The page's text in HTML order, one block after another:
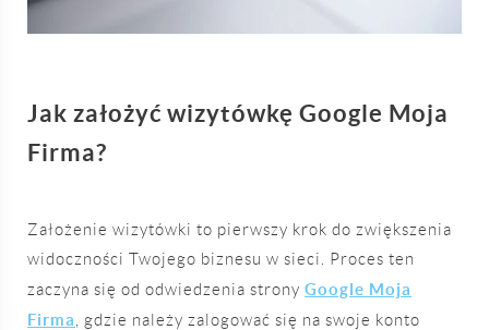
Jak założyć wizytówkę Google Moja
Firma?
Założenie wizytówki to pierwszy krok do zwiększenia
widoczności Twojego biznesu w sieci. Proces ten
zaczyna się od odwiedzenia strony Google Moja
Firma
, gdzie należy zalogować się na swoje konto